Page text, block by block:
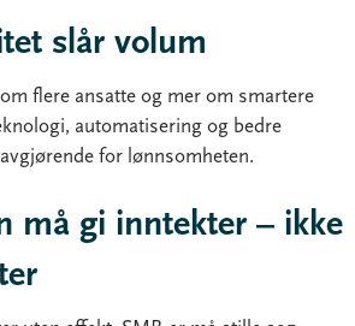
slår volum
flere ansatte og mer om smartere
automatisering og bedre
for lønnsomheten.
må gi inntekter – ikke